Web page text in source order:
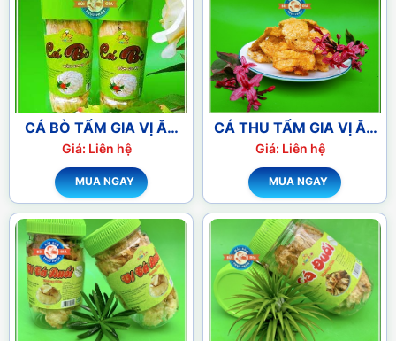
CÁ BÒ TẨM GIA VỊ ĂN
LIỀN
Giá: Liên hệ
MUA NGAY
CÁ THU TẨM GIA VỊ ĂN
LIỀN
Giá: Liên hệ
MUA NGAY